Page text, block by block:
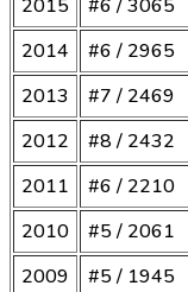
2015 #6 / 3065
2014
#6 / 2965
2013
#7 / 2469
2012
#8 / 2432
2011
#6 / 2210
2010
#5 / 2061
2009
#5 / 1945